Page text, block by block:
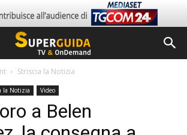
Striscia la Notizia
la Notizia Video
a Belen